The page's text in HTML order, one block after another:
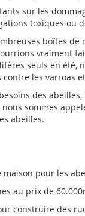
sur les
toxiques ou
boîtes
vraiment
seuls en été,
les varroas
des
nous sommes
abeilles.
pour les
au prix de
construire des